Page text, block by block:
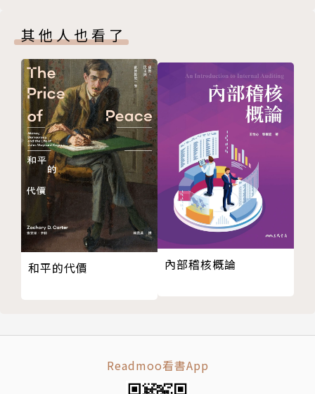
避免競爭性的匱乏心態，轉而鼓勵下屬互助，並為他們
鋪路前行。本書更提供了360度自我評量，教你透過應
對壓力與權力的雙重影響，預見並修正領導中的風險。
無論你處於任何階段，本書都是你職涯路上的強力後
盾。
▌全球頂尖執行長與高階主管都在用的管理技巧：
．鍛鍊「閉嘴肌肉」，練習保持安靜
學會等待與不插話能夠鍛鍊閉嘴肌肉，你可以堅持當第
三個發言的人。邀請他人發言，便能營造氛圍讓人們感
覺被聽見，而且其他人的主意或許比你的更好。
．翻轉批評式回饋，讓場面不難堪
其他人也看了
和平的代價 內部稽核概論
Readmoo看書App